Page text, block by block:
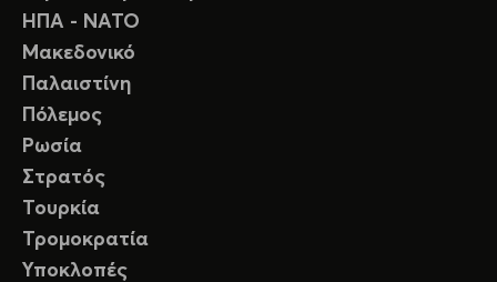
ΗΠΑ - ΝΑΤΟ
Μακεδονικό
Παλαιστίνη
Πόλεμος
Ρωσία
Στρατός
Τουρκία
Τρομοκρατία
Υποκλοπές